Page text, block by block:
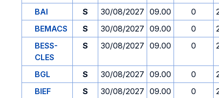
BAI
S 30/08/2027 09.00 0
BEMACS
S 30/08/2027 09.00 0
BESS-
CLES
S 30/08/2027 09.00 0
BGL S 30/08/2027 09.00 0
BIEF
S 30/08/2027 09.00 0